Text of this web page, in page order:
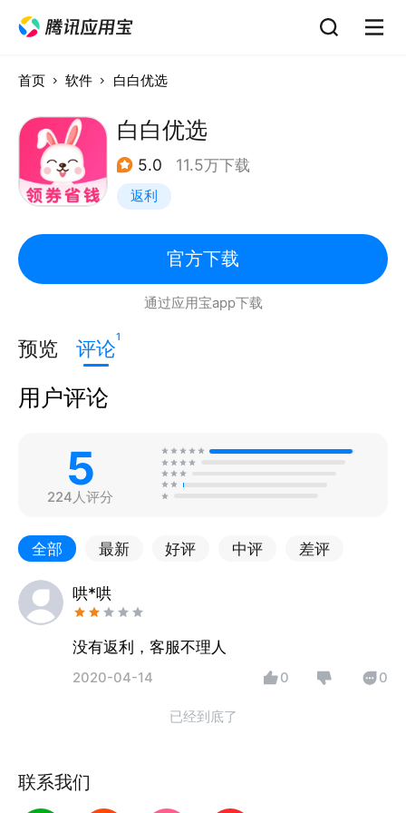
首页 软件 白白优选
白白优选
5.0 11.5万下载
返利
官方下载
通过应用宝app下载
预览 评论1
用户评论
5
224人评分
全部 最新 好评 中评 差评
哄*哄
没有返利，客服不理人
2020-04-14 0 0
已经到底了
联系我们